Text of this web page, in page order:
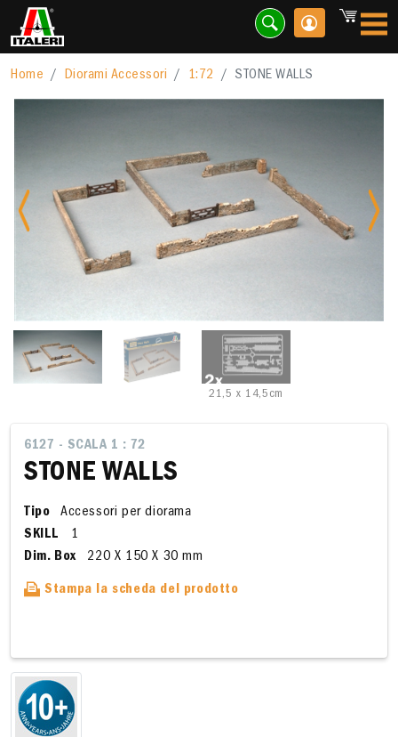
Home Diorami Accessori 1:72 STONE WALLS
Previous
21,5 x 14,5cm
6127 - SCALA 1 : 72
STONE WALLS
Tipo
Accessori per diorama
SKILL
1
Dim. Box
220 X 150 X 30 mm
Stampa la scheda del prodotto